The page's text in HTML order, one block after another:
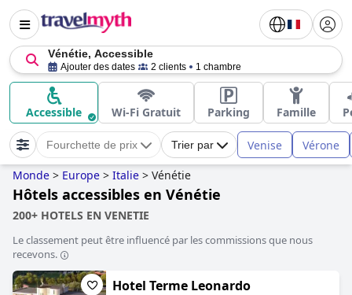
Vénétie, Accessible
Ajouter des dates 2 clients 1 chambre
Accessible Wi-Fi Gratuit Parking Famille
Fourchette de prix Trier par Venise Vérone
Monde > Europe > Italie > Vénétie
Hôtels accessibles en Vénétie
200+ HOTELS EN VENETIE
Le classement peut être influencé par les commissions que nous
recevons.
Hotel Terme Leonardo